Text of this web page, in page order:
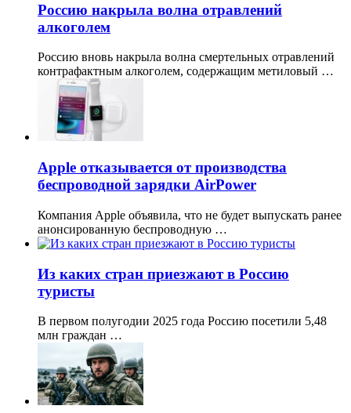
Россию накрыла волна отравлений
алкоголем
Россию вновь накрыла волна смертельных отравлений
контрафактным алкоголем, содержащим метиловый …
Apple отказывается от производства
беспроводной зарядки AirPower
Компания Apple объявила, что не будет выпускать ранее
анонсированную беспроводную …
Из каких стран приезжают в Россию
туристы
В первом полугодии 2025 года Россию посетили 5,48
млн граждан …